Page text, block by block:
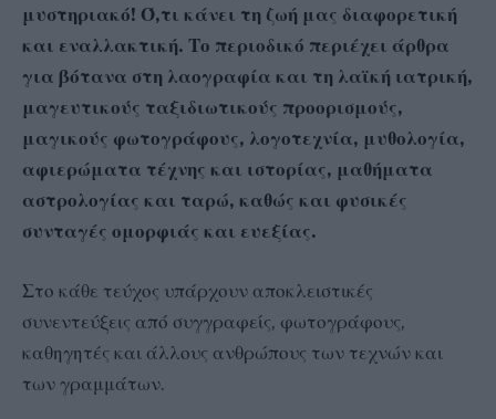
μυστηριακό! Ό,τι κάνει τη ζωή μας διαφορετική
και εναλλακτική. Το περιοδικό περιέχει άρθρα
για βότανα στη λαογραφία και τη λαϊκή ιατρική,
μαγευτικούς ταξιδιωτικούς προορισμούς,
μαγικούς φωτογράφους, λογοτεχνία, μυθολογία,
αφιερώματα τέχνης και ιστορίας, μαθήματα
αστρολογίας και ταρώ, καθώς και φυσικές
συνταγές ομορφιάς και ευεξίας.
Στο κάθε τεύχος υπάρχουν αποκλειστικές
συνεντεύξεις από συγγραφείς, φωτογράφους,
καθηγητές και άλλους ανθρώπους των τεχνών και
των γραμμάτων.